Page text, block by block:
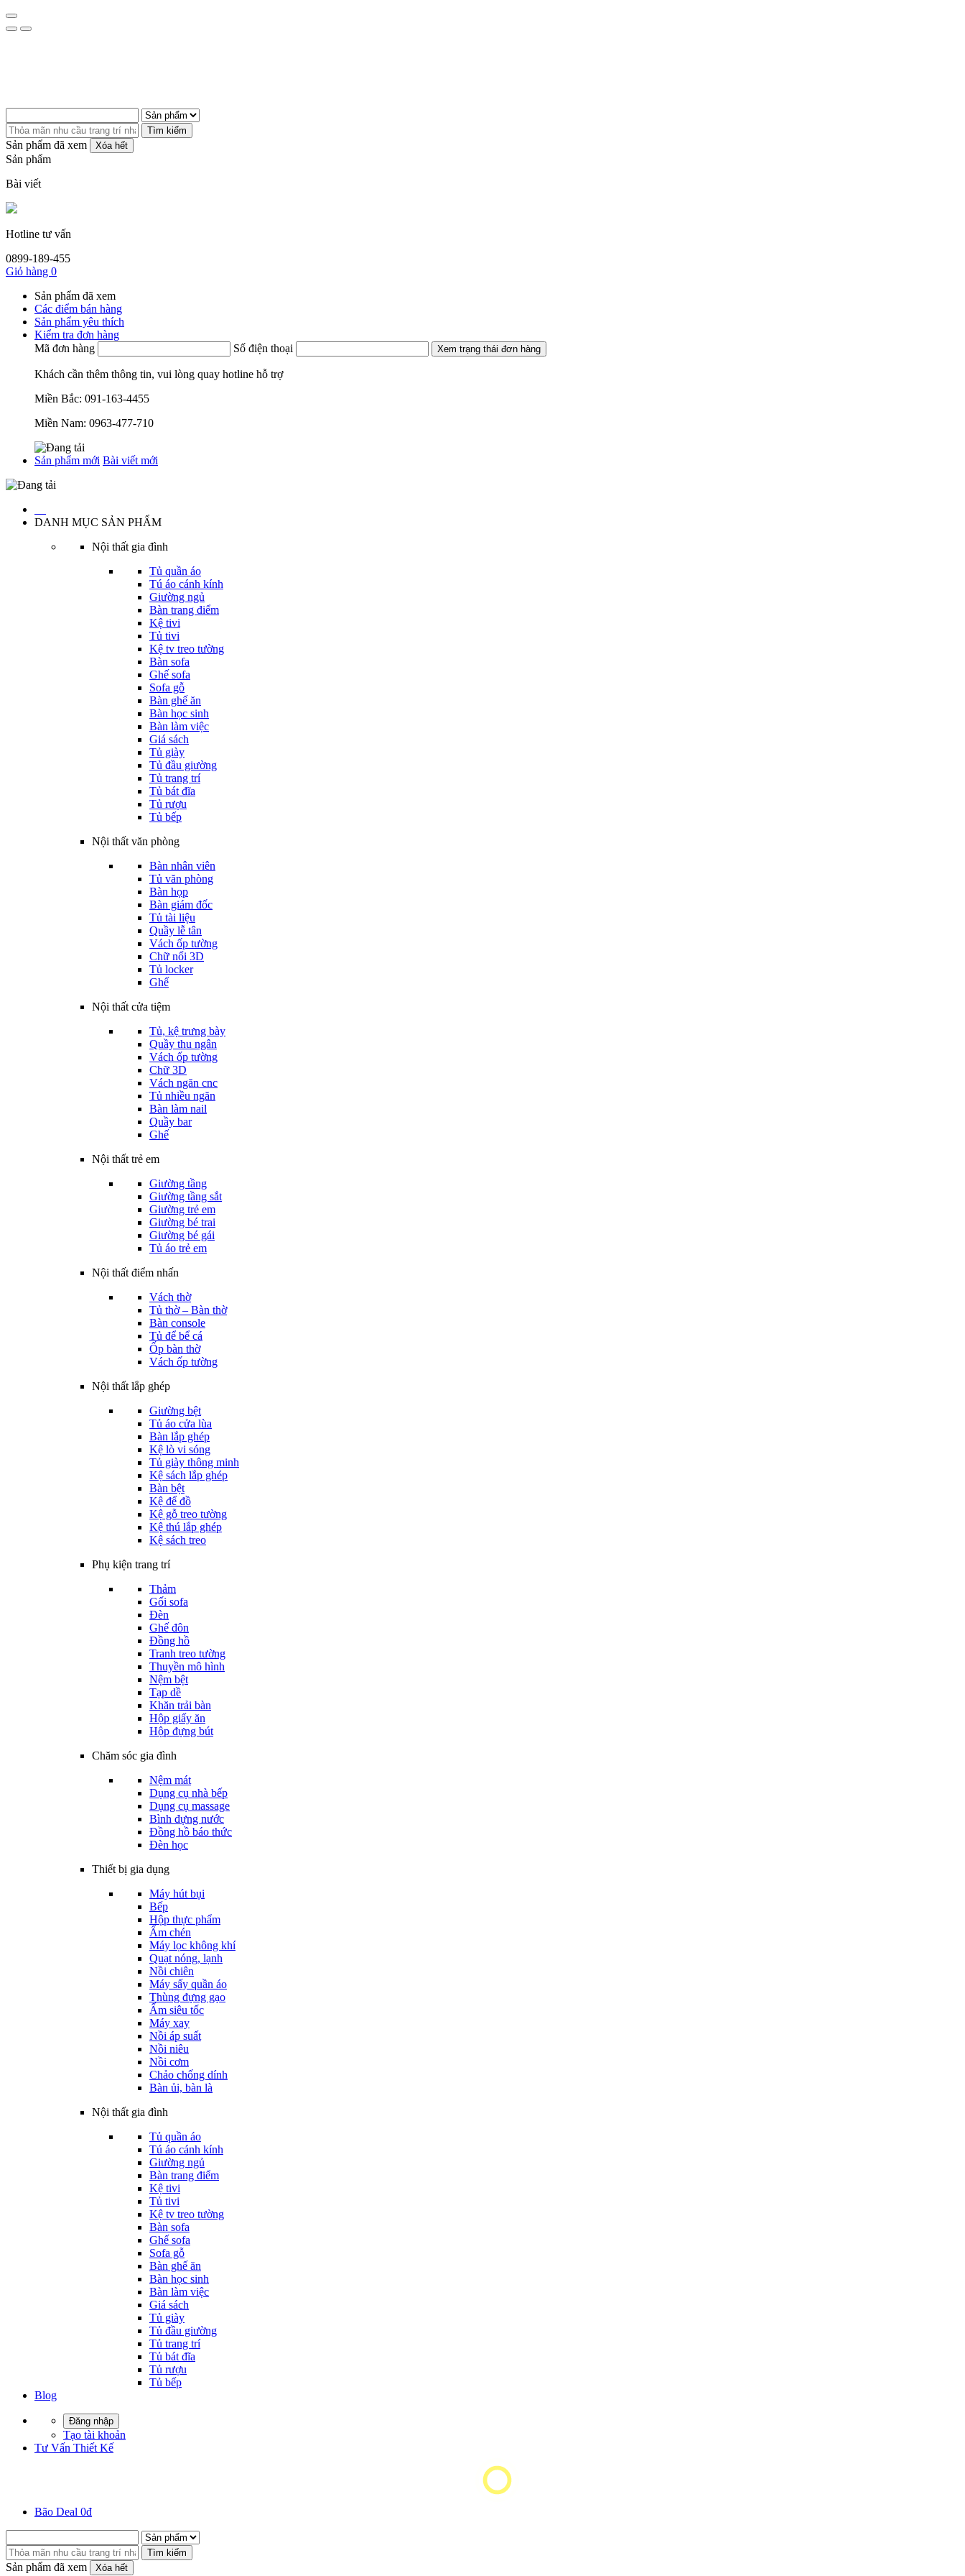
Tìm kiếm
Sản phẩm đã xem Xóa hết
Sản phẩm
Bài viết
Hotline tư vấn
0899-189-455
Giỏ hàng 0
Sản phẩm đã xem
Các điểm bán hàng
Sản phẩm yêu thích
Kiểm tra đơn hàng
Mã đơn hàng
Số điện thoại Xem trạng thái đơn hàng
Khách cần thêm thông tin, vui lòng quay hotline hỗ trợ
Miền Bắc: 091-163-4455
Miền Nam: 0963-477-710
Sản phẩm mới Bài viết mới
DANH MỤC SẢN PHẨM
Nội thất gia đình
Tủ quần áo
Tú áo cánh kính
Giường ngủ
Bàn trang điểm
Kệ tivi
Tủ tivi
Kệ tv treo tường
Bàn sofa
Ghế sofa
Sofa gỗ
Bàn ghế ăn
Bàn học sinh
Bàn làm việc
Giá sách
Tủ giày
Tủ đầu giường
Tủ trang trí
Tủ bát đĩa
Tủ rượu
Tủ bếp
Nội thất văn phòng
Bàn nhân viên
Tủ văn phòng
Bàn họp
Bàn giám đốc
Tủ tài liệu
Quầy lễ tân
Vách ốp tường
Chữ nổi 3D
Tủ locker
Ghế
Nội thất cửa tiệm
Tủ, kệ trưng bày
Quầy thu ngân
Vách ốp tường
Chữ 3D
Vách ngăn cnc
Tủ nhiều ngăn
Bàn làm nail
Quầy bar
Ghế
Nội thất trẻ em
Giường tầng
Giường tầng sắt
Giường trẻ em
Giường bé trai
Giường bé gái
Tủ áo trẻ em
Nội thất điểm nhấn
Vách thờ
Tủ thờ – Bàn thờ
Bàn console
Tủ để bể cá
Ốp bàn thờ
Vách ốp tường
Nội thất lắp ghép
Giường bệt
Tủ áo cửa lùa
Bàn lắp ghép
Kệ lò vi sóng
Tủ giày thông minh
Kệ sách lắp ghép
Bàn bệt
Kệ để đồ
Kệ gỗ treo tường
Kệ thú lắp ghép
Kệ sách treo
Phụ kiện trang trí
Thảm
Gối sofa
Đèn
Ghế đôn
Đồng hồ
Tranh treo tường
Thuyền mô hình
Nệm bệt
Tạp dề
Khăn trải bàn
Hộp giấy ăn
Hộp đựng bút
Chăm sóc gia đình
Nệm mát
Dụng cụ nhà bếp
Dụng cụ massage
Bình đựng nước
Đồng hồ báo thức
Đèn học
Thiết bị gia dụng
Máy hút bụi
Bếp
Hộp thực phẩm
Ấm chén
Máy lọc không khí
Quạt nóng, lạnh
Nồi chiên
Máy sấy quần áo
Thùng đựng gạo
Ấm siêu tốc
Máy xay
Nồi áp suất
Nồi niêu
Nồi cơm
Chảo chống dính
Bàn ủi, bàn là
Nội thất gia đình
Tủ quần áo
Tú áo cánh kính
Giường ngủ
Bàn trang điểm
Kệ tivi
Tủ tivi
Kệ tv treo tường
Bàn sofa
Ghế sofa
Sofa gỗ
Bàn ghế ăn
Bàn học sinh
Bàn làm việc
Giá sách
Tủ giày
Tủ đầu giường
Tủ trang trí
Tủ bát đĩa
Tủ rượu
Tủ bếp
Blog
Đăng nhập
Tạo tài khoản
Tư Vấn Thiết Kế
Bão Deal 0đ
Tìm kiếm
Sản phẩm đã xem Xóa hết